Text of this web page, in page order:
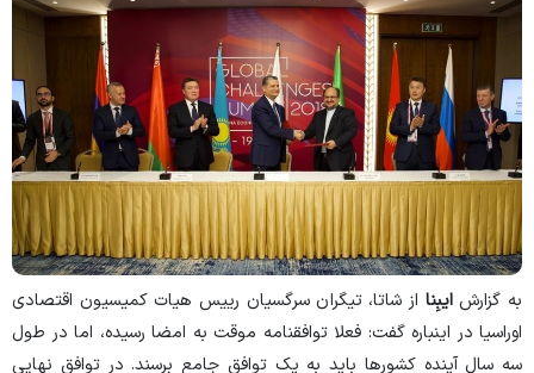
به گزارشایبِنا از شاتا، تیگران سرگسیان رییس هیات کمیسیون اقتصادی
اوراسیا در اینباره گفت: فعلا توافقنامه موقت به امضا رسیده، اما در طول
سه سال آینده کشورها باید به یک توافق جامع برسند. در توافق نهایی